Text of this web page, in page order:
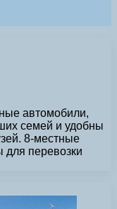
автомобили,
семей и удобны
8-местные
для перевозки